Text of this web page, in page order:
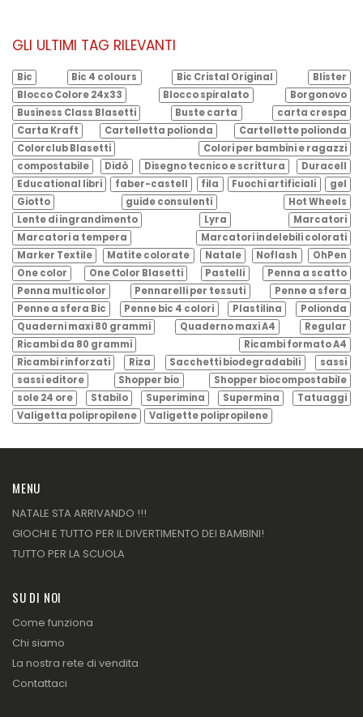
GLI ULTIMI TAG RILEVANTI
Bic Bic 4 colours Bic Cristal Original
Blister
Blocco Colore 24x33
Blocco spiralato
Borgonovo
Business Class Blasetti
Buste carta
carta crespa
Carta Kraft
Cartelletta polionda
Cartellette polionda
Colorclub Blasetti
Colori per bambini e ragazzi
compostabile
Didò Disegno tecnico e scrittura
Duracell
Educational libri
faber-castell fila Fuochi artificiali
gel
Giotto
guide consulenti
Hot Wheels
Lente di ingrandimento
Lyra
Marcatori
Marcatori a tempera
Marcatori indelebili colorati
Marker Textile
Matite colorate Natale Noflash
OhPen
One color
One Color Blasetti Pastelli
Penna a scatto
Penna multicolor
Pennarelli per tessuti
Penne a sfera
Penne a sfera Bic
Penne bic 4 colori Plastilina
Polionda
Quaderni maxi 80 grammi
Quaderno maxi A4
Regular
Ricambi da 80 grammi
Ricambi formato A4
Ricambi rinforzati
Riza Sacchetti biodegradabili
sassi
sassi editore
Shopper bio
Shopper biocompostabile
sole 24 ore
Stabilo Superimina Supermina
Tatuaggi
Valigetta polipropilene
Valigette polipropilene
MENU
NATALE STA ARRIVANDO !!!
GIOCHI E TUTTO PER IL DIVERTIMENTO DEI BAMBINI!
TUTTO PER LA SCUOLA
SU DI NOI
Come funziona
Chi siamo
La nostra rete di vendita
Contattaci